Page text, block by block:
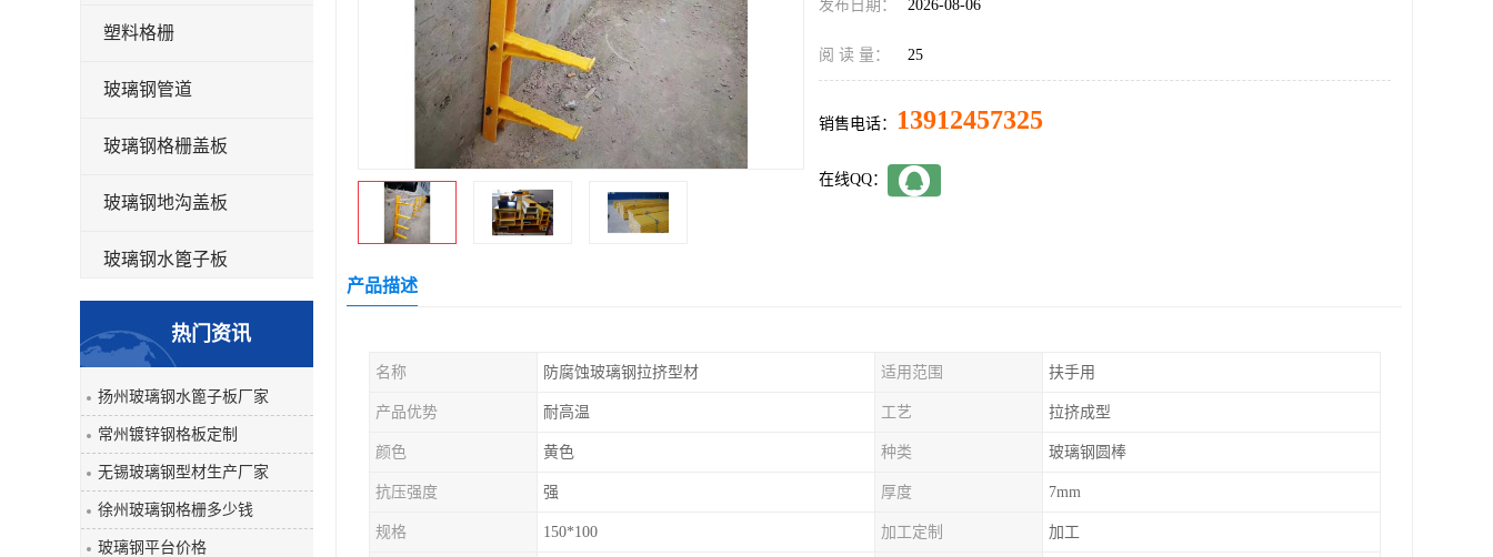
塑料格栅
玻璃钢管道
玻璃钢格栅盖板
玻璃钢地沟盖板
玻璃钢水篦子板
玻璃钢平板
玻璃钢盖板
热门资讯
扬州玻璃钢水篦子板厂家
常州镀锌钢格板定制
无锡玻璃钢型材生产厂家
徐州玻璃钢格栅多少钱
玻璃钢平台价格
发布日期： 2026-08-06
阅 读 量： 25
销售电话： 13912457325
在线QQ：
产品描述
名称 防腐蚀玻璃钢拉挤型材 适用范围 扶手用
产品优势 耐高温 工艺 拉挤成型
颜色 黄色 种类 玻璃钢圆棒
抗压强度 强 厚度 7mm
规格 150*100 加工定制 加工